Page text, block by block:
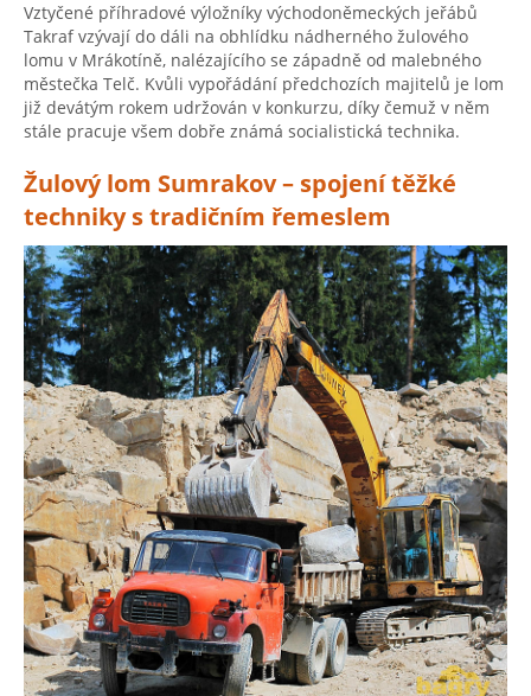
Vztyčené příhradové výložníky východoněmeckých jeřábů
Takraf vzývají do dáli na obhlídku nádherného žulového
lomu v Mrákotíně, nalézajícího se západně od malebného
městečka Telč. Kvůli vypořádání předchozích majitelů je lom
již devátým rokem udržován v konkurzu, díky čemuž v něm
stále pracuje všem dobře známá socialistická technika.
Žulový lom Sumrakov – spojení těžké
techniky s tradičním řemeslem